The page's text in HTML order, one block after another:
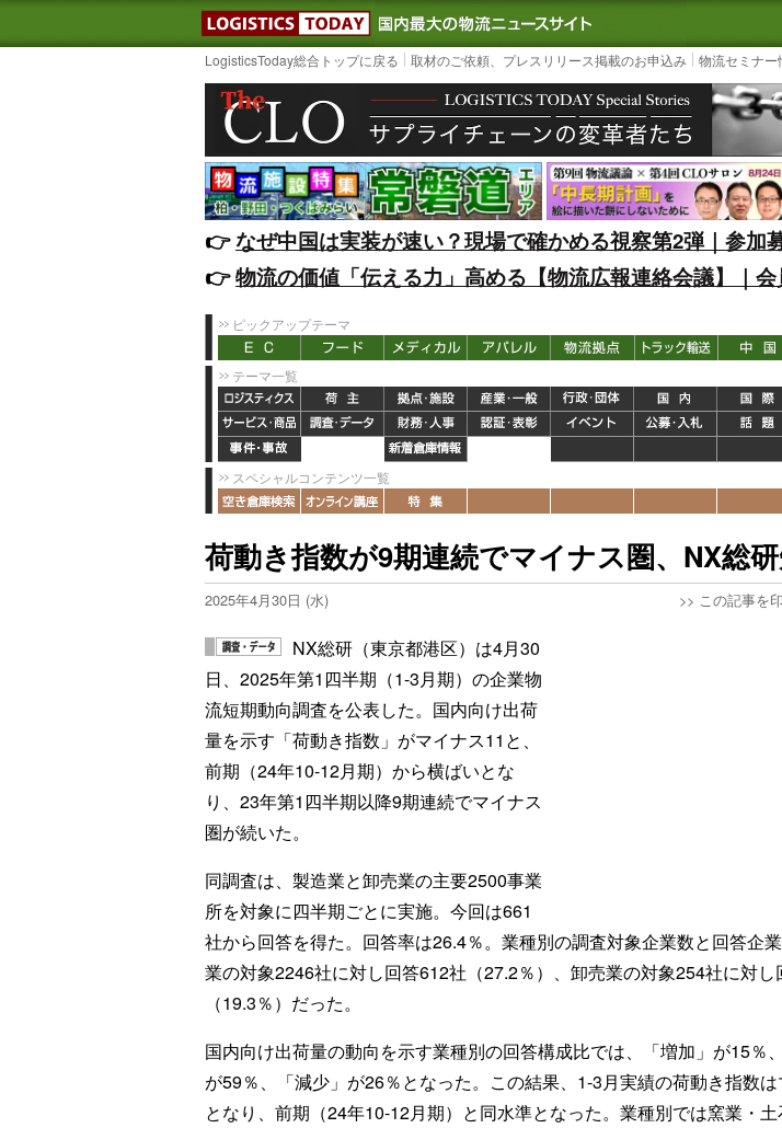
LOGISTICS TODAY｜国内最大の物流ニュースサイト
3PL,
LogisticsToday総合トップに戻る 取材のご依頼、プレスリリース掲載のお申込み 物流セミナ
👉️なぜ中国は実装が速い？現場で確かめる視察第2弾｜参加
👉️物流の価値「伝える力」高める【物流広報連絡会議】｜
ピックアップテーマ
テーマ一覧
スペシャルコンテンツ一覧
荷動き指数が9期連続でマイナス圏、NX総
2025年4月30日 (水) >> この記事を
NX総研（東京都港区）は4月30
日、2025年第1四半期（1-3月期）の企業物
流短期動向調査を公表した。国内向け出荷
量を示す「荷動き指数」がマイナス11と、
前期（24年10-12月期）から横ばいとな
り、23年第1四半期以降9期連続でマイナス
圏が続いた。
同調査は、製造業と卸売業の主要2500事業
所を対象に四半期ごとに実施。今回は661
社から回答を得た。回答率は26.4％。業種別の調査対象企業数と回答企
業の対象2246社に対し回答612社（27.2％）、卸売業の対象254社に対し
（19.3％）だった。
国内向け出荷量の動向を示す業種別の回答構成比では、「増加」が15％
が59％、「減少」が26％となった。この結果、1-3月実績の荷動き指数は
となり、前期（24年10-12月期）と同水準となった。業種別では窯業・